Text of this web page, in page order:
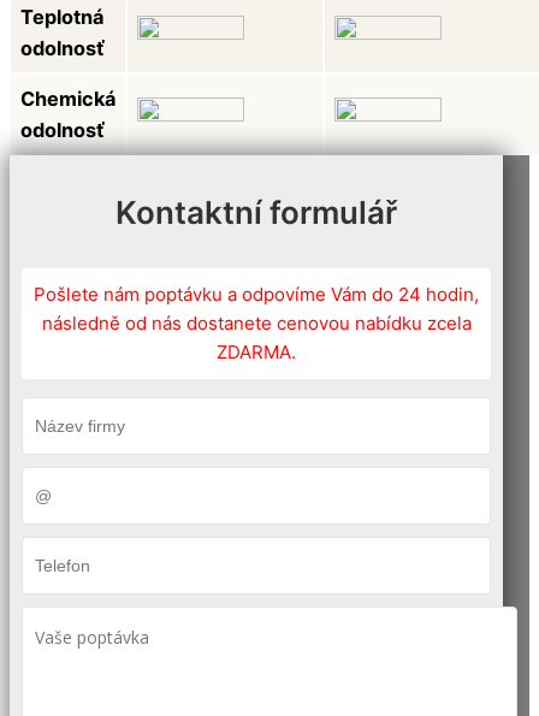
Teplotná
odolnosť
Chemická
odolnosť
Kontaktní formulář
Pošlete nám poptávku a odpovíme Vám do 24 hodin,
následně od nás dostanete cenovou nabídku zcela
ZDARMA.